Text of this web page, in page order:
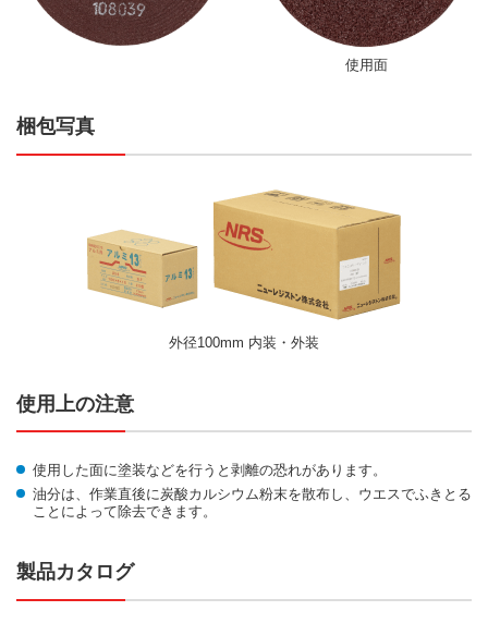
使用面
梱包写真
外径100mm 内装・外装
使用上の注意
使用した面に塗装などを行うと剥離の恐れがあります。
油分は、作業直後に炭酸カルシウム粉末を散布し、ウエスでふきとる
ことによって除去できます。
製品カタログ